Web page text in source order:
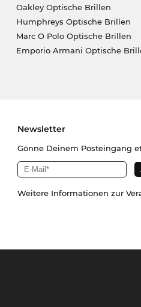
Oakley Optische Brillen
Humphreys Optische Brillen
Marc O Polo Optische Brillen
Emporio Armani Optische
Newsletter
Gönne Deinem Posteingang
Weitere Informationen zur